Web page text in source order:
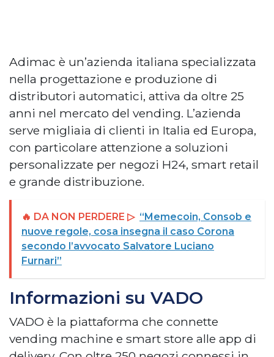
Adimac è un’azienda italiana specializzata
nella progettazione e produzione di
distributori automatici, attiva da oltre 25
anni nel mercato del vending. L’azienda
serve migliaia di clienti in Italia ed Europa,
con particolare attenzione a soluzioni
personalizzate per negozi H24, smart retail
e grande distribuzione.
🔥 DA NON PERDERE ▷ “Memecoin, Consob e
nuove regole, cosa insegna il caso Corona
secondo l’avvocato Salvatore Luciano
Furnari”
Informazioni su VADO
VADO è la piattaforma che connette
vending machine e smart store alle app di